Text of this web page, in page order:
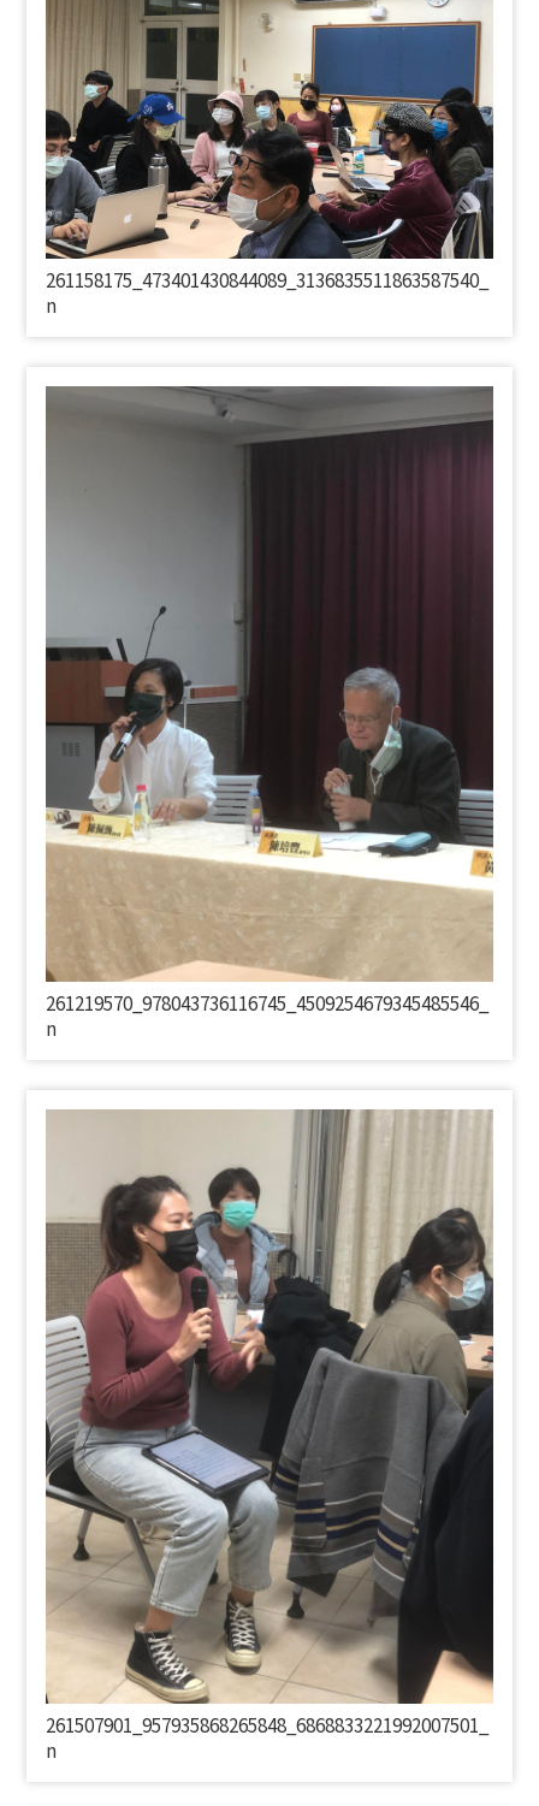
261158175_473401430844089_3136835511863587540_
n
261219570_978043736116745_4509254679345485546_
n
261507901_957935868265848_6868833221992007501_
n